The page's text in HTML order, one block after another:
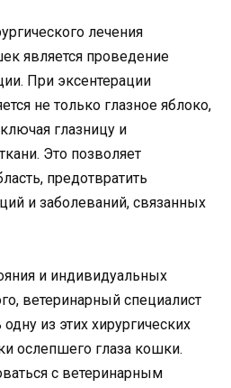
лечения
является проведение
При эксентерации
не только глазное яблоко,
глазницу и
Это позволяет
предотвратить
и заболеваний, связанных
и индивидуальных
ветеринарный специалист
из этих хирургических
ослепшего глаза кошки.
с ветеринарным